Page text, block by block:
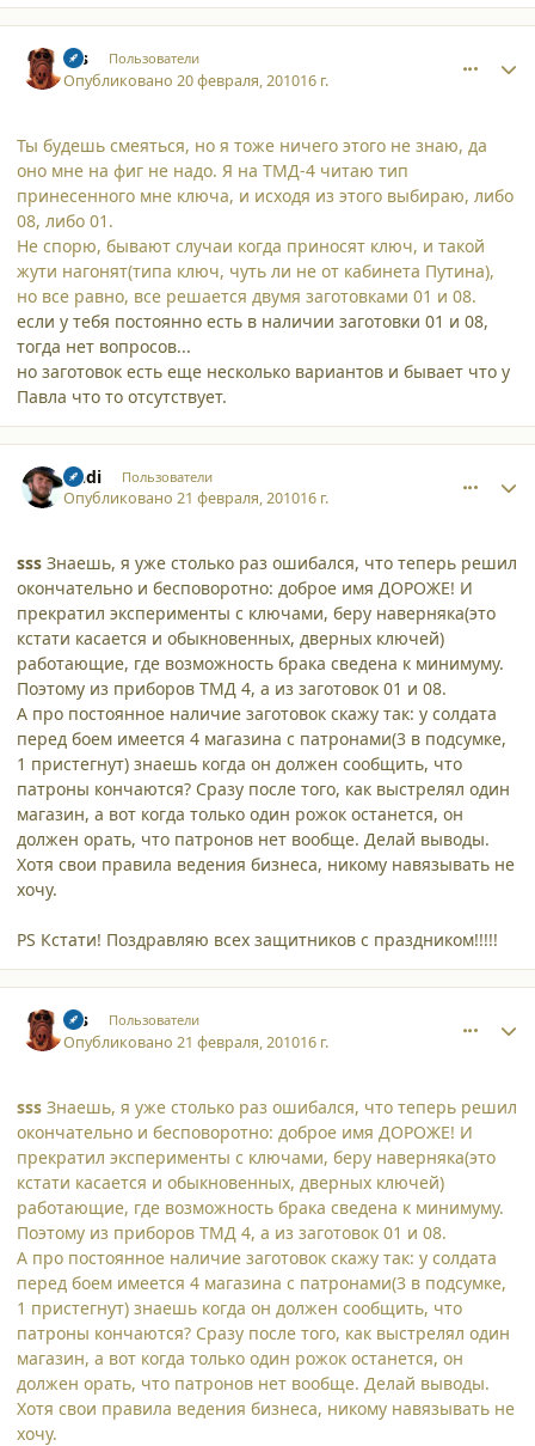
sss Пользователи
Опубликовано20 февраля, 201016 г.
Ты будешь смеяться, но я тоже ничего этого не знаю, да
оно мне на фиг не надо. Я на ТМД-4 читаю тип
принесенного мне ключа, и исходя из этого выбираю, либо
08, либо 01.
Не спорю, бывают случаи когда приносят ключ, и такой
жути нагонят(типа ключ, чуть ли не от кабинета Путина),
но все равно, все решается двумя заготовками 01 и 08.
если у тебя постоянно есть в наличии заготовки 01 и 08,
тогда нет вопросов...
но заготовок есть еще несколько вариантов и бывает что у
Павла что то отсутствует.
Andi Пользователи
Опубликовано21 февраля, 201016 г.
sss Знаешь, я уже столько раз ошибался, что теперь решил
окончательно и бесповоротно: доброе имя ДОРОЖЕ! И
прекратил эксперименты с ключами, беру наверняка(это
кстати касается и обыкновенных, дверных ключей)
работающие, где возможность брака сведена к минимуму.
Поэтому из приборов ТМД 4, а из заготовок 01 и 08.
А про постоянное наличие заготовок скажу так: у солдата
перед боем имеется 4 магазина с патронами(3 в подсумке,
1 пристегнут) знаешь когда он должен сообщить, что
патроны кончаются? Сразу после того, как выстрелял один
магазин, а вот когда только один рожок останется, он
должен орать, что патронов нет вообще. Делай выводы.
Хотя свои правила ведения бизнеса, никому навязывать не
хочу.
PS Кстати! Поздравляю всех защитников с праздником!!!!!
sss Пользователи
Опубликовано21 февраля, 201016 г.
sss Знаешь, я уже столько раз ошибался, что теперь решил
окончательно и бесповоротно: доброе имя ДОРОЖЕ! И
прекратил эксперименты с ключами, беру наверняка(это
кстати касается и обыкновенных, дверных ключей)
работающие, где возможность брака сведена к минимуму.
Поэтому из приборов ТМД 4, а из заготовок 01 и 08.
А про постоянное наличие заготовок скажу так: у солдата
перед боем имеется 4 магазина с патронами(3 в подсумке,
1 пристегнут) знаешь когда он должен сообщить, что
патроны кончаются? Сразу после того, как выстрелял один
магазин, а вот когда только один рожок останется, он
должен орать, что патронов нет вообще. Делай выводы.
Хотя свои правила ведения бизнеса, никому навязывать не
хочу.